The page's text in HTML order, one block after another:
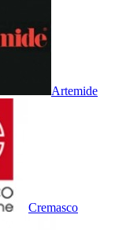
Artemide
Cremasco